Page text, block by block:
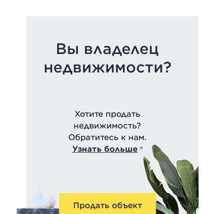
Вы владелец
недвижимости?
Хотите продать
недвижимость?
Обратитесь к нам.
Узнать больше
Продать объект